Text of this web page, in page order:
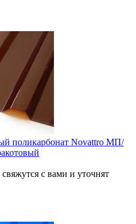
поликарбонат Novattro МП/
с вами и уточнят